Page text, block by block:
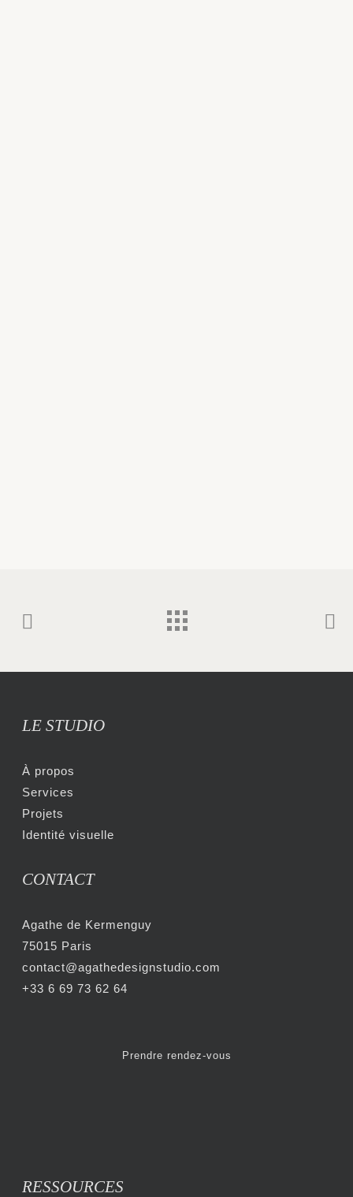
LE STUDIO
À propos
Services
Projets
Identité visuelle
CONTACT
Agathe de Kermenguy
75015 Paris
contact@agathedesignstudio.com
+33 6 69 73 62 64
Prendre rendez-vous
RESSOURCES